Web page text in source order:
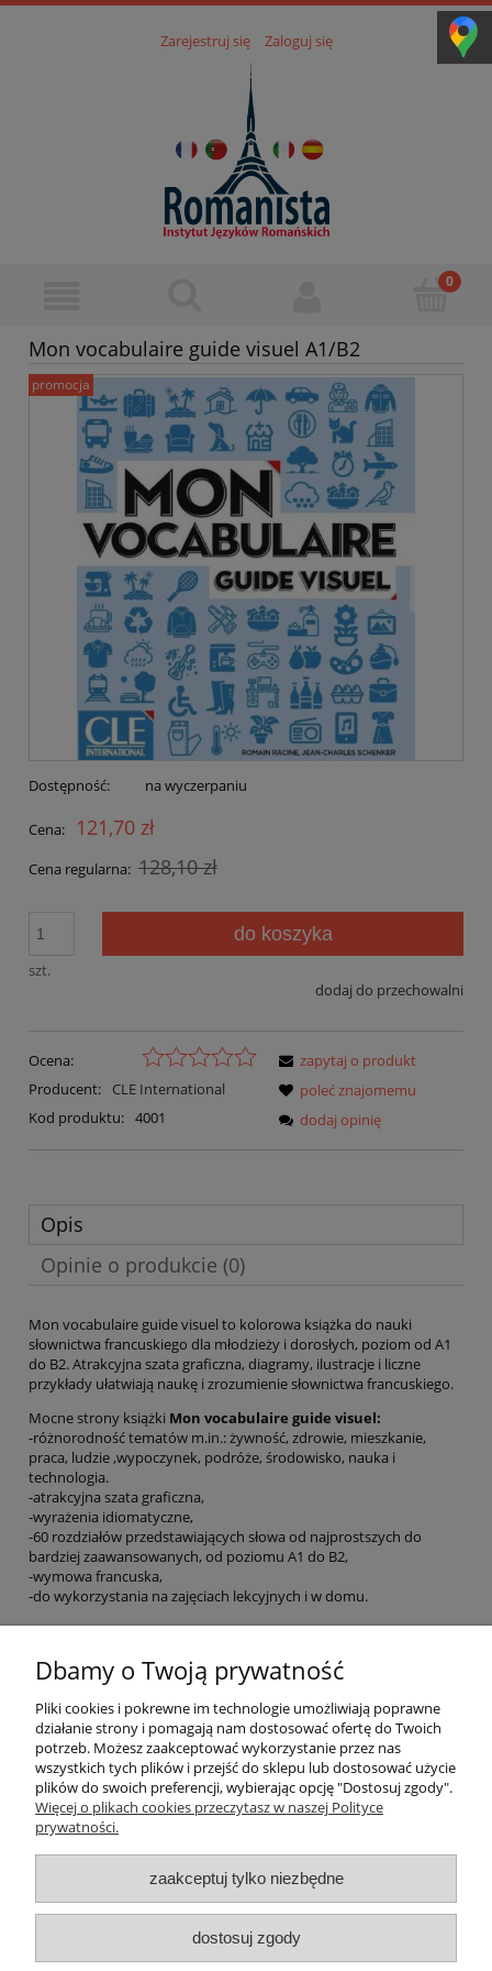
Zarejestruj się Zaloguj się
Mon vocabulaire guide visuel A1/B2
promocja
Dostępność: na wyczerpaniu
Cena: 121,70 zł
Cena regularna: 128,10 zł
szt.
do koszyka
dodaj do przechowalni
Ocena:
Producent:
CLE International
Kod produktu: 4001
zapytaj o produkt
poleć znajomemu
dodaj opinię
Opis
Opinie o produkcie (0)
Mon vocabulaire guide visuel to kolorowa książka do nauki
słownictwa francuskiego dla młodzieży i dorosłych, poziom od A1
do B2. Atrakcyjna szata graficzna, diagramy, ilustracje i liczne
przykłady ułatwiają naukę i zrozumienie słownictwa francuskiego.
Mocne strony książki Mon vocabulaire guide visuel:
-różnorodność tematów m.in.: żywność, zdrowie, mieszkanie,
praca, ludzie ,wypoczynek, podróże, środowisko, nauka i
technologia.
-atrakcyjna szata graficzna,
-wyrażenia idiomatyczne,
-60 rozdziałów przedstawiających słowa od najprostszych do
bardziej zaawansowanych, od poziomu A1 do B2,
-wymowa francuska,
-do wykorzystania na zajęciach lekcyjnych i w domu.
EAN:9782090353754
ZAJRZYJ DO ŚRODKA
O nas
Płatności i dostawa
Moje konto
"Romanista" Internetowa Księgarnia Językowa 2025
Dbamy o Twoją prywatność
Pliki cookies i pokrewne im technologie umożliwiają poprawne
działanie strony i pomagają nam dostosować ofertę do Twoich
potrzeb. Możesz zaakceptować wykorzystanie przez nas
wszystkich tych plików i przejść do sklepu lub dostosować użycie
plików do swoich preferencji, wybierając opcję "Dostosuj zgody".
Więcej o plikach cookies przeczytasz w naszej Polityce
prywatności.
zaakceptuj tylko niezbędne
dostosuj zgody